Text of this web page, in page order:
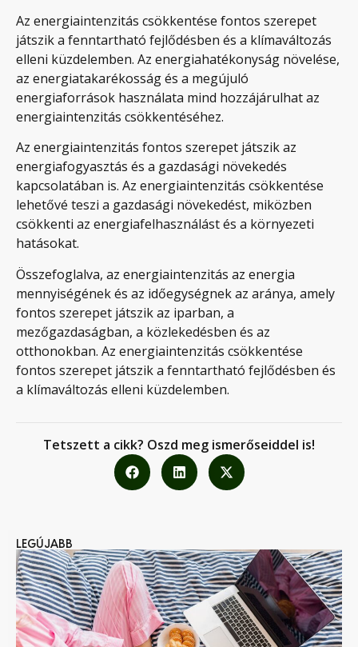
Az energiaintenzitás csökkentése fontos szerepet
játszik a fenntartható fejlődésben és a klímaváltozás
elleni küzdelemben. Az energiahatékonyság növelése,
az energiatakarékosság és a megújuló
energiaforrások használata mind hozzájárulhat az
energiaintenzitás csökkentéséhez.
Az energiaintenzitás fontos szerepet játszik az
energiafogyasztás és a gazdasági növekedés
kapcsolatában is. Az energiaintenzitás csökkentése
lehetővé teszi a gazdasági növekedést, miközben
csökkenti az energiafelhasználást és a környezeti
hatásokat.
Összefoglalva, az energiaintenzitás az energia
mennyiségének és az időegységnek az aránya, amely
fontos szerepet játszik az iparban, a
mezőgazdaságban, a közlekedésben és az
otthonokban. Az energiaintenzitás csökkentése
fontos szerepet játszik a fenntartható fejlődésben és
a klímaváltozás elleni küzdelemben.
Tetszett a cikk? Oszd meg ismerőseiddel is!
LEGÚJABB